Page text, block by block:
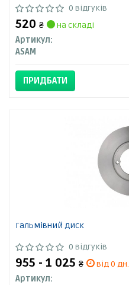
0 відгуків
520 ₴
на складі
Артикул:
ASAM
ПРИДБАТИ
Гальмівний диск
0 відгуків
955 - 1 025 ₴
від 0 дн.
Артикул: